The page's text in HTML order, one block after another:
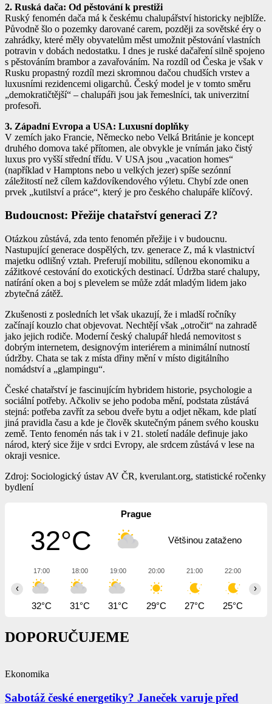
2. Ruská dača: Od pěstování k prestiži
Ruský fenomén dača má k českému chalupářství historicky nejblíže.
Původně šlo o pozemky darované carem, později za sovětské éry o
zahrádky, které měly obyvatelům měst umožnit pěstování vlastních
potravin v dobách nedostatku. I dnes je ruské dačaření silně spojeno
s pěstováním brambor a zavařováním. Na rozdíl od Česka je však v
Rusku propastný rozdíl mezi skromnou dačou chudších vrstev a
luxusními rezidencemi oligarchů. Český model je v tomto směru
„demokratičtější“ – chalupáři jsou jak řemeslníci, tak univerzitní
profesoři.
3. Západní Evropa a USA: Luxusní doplňky
V zemích jako Francie, Německo nebo Velká Británie je koncept
druhého domova také přítomen, ale obvykle je vnímán jako čistý
luxus pro vyšší střední třídu. V USA jsou „vacation homes“
(například v Hamptons nebo u velkých jezer) spíše sezónní
záležitostí než cílem každovíkendového výletu. Chybí zde onen
prvek „kutilství a práce“, který je pro českého chalupáře klíčový.
Budoucnost: Přežije chatařství generaci Z?
Otázkou zůstává, zda tento fenomén přežije i v budoucnu.
Nastupující generace dospělých, tzv. generace Z, má k vlastnictví
majetku odlišný vztah. Preferují mobilitu, sdílenou ekonomiku a
zážitkové cestování do exotických destinací. Údržba staré chalupy,
natírání oken a boj s plevelem se může zdát mladým lidem jako
zbytečná zátěž.
Zkušenosti z posledních let však ukazují, že i mladší ročníky
začínají kouzlo chat objevovat. Nechtějí však „otročit“ na zahradě
jako jejich rodiče. Moderní český chalupář hledá nemovitost s
dobrým internetem, designovým interiérem a minimální nutností
údržby. Chata se tak z místa dřiny mění v místo digitálního
nomádství a „glampingu“.
České chatařství je fascinujícím hybridem historie, psychologie a
sociální potřeby. Ačkoliv se jeho podoba mění, podstata zůstává
stejná: potřeba zavřít za sebou dveře bytu a odjet někam, kde platí
jiná pravidla času a kde je člověk skutečným pánem svého kousku
země. Tento fenomén nás tak i v 21. století nadále definuje jako
národ, který sice žije v srdci Evropy, ale srdcem zůstává v lese na
okraji vesnice.
Zdroj: Sociologický ústav AV ČR, kverulant.org, statistické ročenky
bydlení
Prague
32°C Většinou zataženo
17:00
32°C
18:00
31°C
19:00
31°C
20:00
29°C
21:00
27°C
22:00
25°C
‹ ›
DOPORUČUJEME
Ekonomika
Sabotáž české energetiky? Janeček varuje před